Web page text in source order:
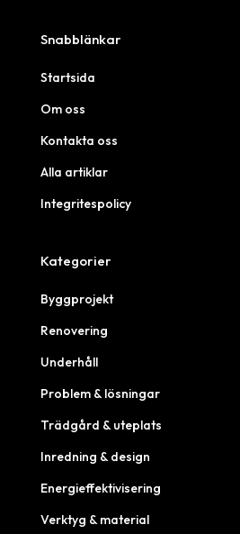
Snabblänkar
Startsida
Om oss
Kontakta oss
Alla artiklar
Integritespolicy
Kategorier
Byggprojekt
Renovering
Underhåll
Problem & lösningar
Trädgård & uteplats
Inredning & design
Energieffektivisering
Verktyg & material